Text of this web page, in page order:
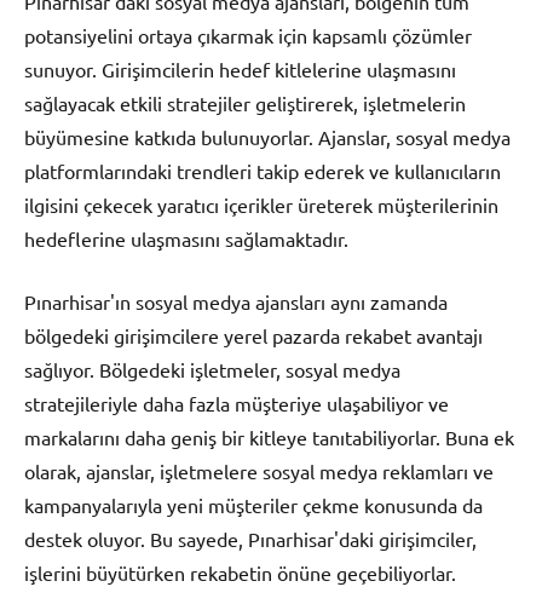
potansiyelini ortaya çıkarmak için kapsamlı çözümler
sunuyor. Girişimcilerin hedef kitlelerine ulaşmasını
sağlayacak etkili stratejiler geliştirerek, işletmelerin
büyümesine katkıda bulunuyorlar. Ajanslar, sosyal medya
platformlarındaki trendleri takip ederek ve kullanıcıların
ilgisini çekecek yaratıcı içerikler üreterek müşterilerinin
hedeflerine ulaşmasını sağlamaktadır.
Pınarhisar'ın sosyal medya ajansları aynı zamanda
bölgedeki girişimcilere yerel pazarda rekabet avantajı
sağlıyor. Bölgedeki işletmeler, sosyal medya
stratejileriyle daha fazla müşteriye ulaşabiliyor ve
markalarını daha geniş bir kitleye tanıtabiliyorlar. Buna ek
olarak, ajanslar, işletmelere sosyal medya reklamları ve
kampanyalarıyla yeni müşteriler çekme konusunda da
destek oluyor. Bu sayede, Pınarhisar'daki girişimciler,
işlerini büyütürken rekabetin önüne geçebiliyorlar.